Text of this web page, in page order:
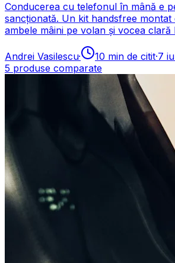
Conducerea cu telefonul în mână e
sancționată. Un kit handsfree montat
ambele mâini pe volan și vocea clară
Andrei Vasilescu· 10 min de citit·7
5 produse comparate